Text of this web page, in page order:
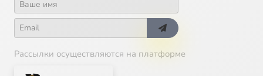
Рассылки осуществляются на платформе